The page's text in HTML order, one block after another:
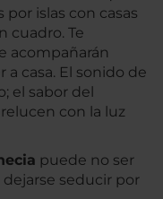
islas con casas
cuadro. Te
acompañarán
casa. El sonido de
el sabor del
con la luz
puede no ser
seducir por